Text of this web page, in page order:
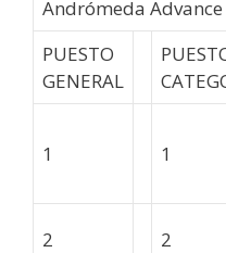
Andrómeda
PUESTO
GENERAL
1 1
2 2